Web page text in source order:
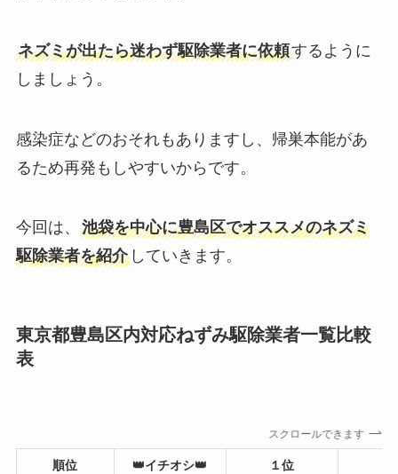
ネズミが出たら迷わず駆除業者に依頼するように
しましょう。
感染症などのおそれもありますし、帰巣本能があ
るため再発もしやすいからです。
今回は、 池袋を中心に豊島区でオススメのネズミ
駆除業者を紹介していきます。
東京都豊島区内対応ねずみ駆除業者一覧比較
表
スクロールできます
順位 👑イチオシ👑 １位